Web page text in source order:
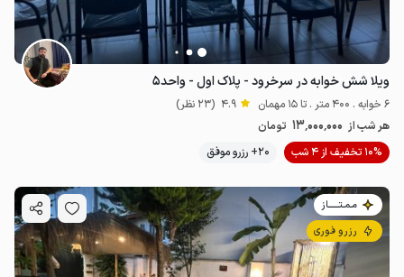
ویلا شش خوابه در سرخرود - پلاک اول - واحد۵
6 خوابه . 400 متر . تا 15 مهمان 4.9 (23 نظر)
هر شب از 13٬000٬000 تومان
10% تخفیف از 4 شب
20+ رزرو موفق
مـمـتــــــاز
رزرو فوری